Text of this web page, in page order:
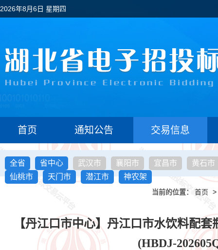
2026年8月6日 星期四
首页 通知公告 交易信息
全省 省中心 武汉市 襄阳市 宜昌市
黄石市
仙桃市
天门市 潜江市 神农架
当前的位置： 首页 >
【丹江口市中心】丹江口市水饮料配
(HBDJ-